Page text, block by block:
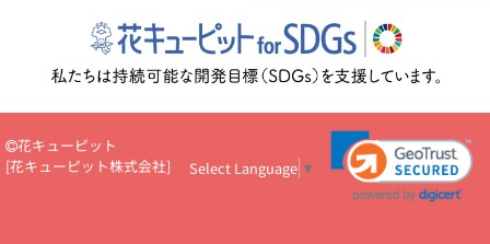
いのマナー
定年退職祝いのマナー
お祝いを贈るときのマナー・
花キューピットのお祝いコラム一覧
誕生日のお花を「色
彩心理学」で選ぶ方法
結婚祝いの予算相場
出産祝いお役立ち情
ール
新築引っ越し祝いコラム お祝い花のマナー総まとめ
職
場上司や先輩へ贈るお祝い花の正解は？
開店祝いの花 選び方ガイ
花キューピット
[花キューピット株式会社] Select Language ▼